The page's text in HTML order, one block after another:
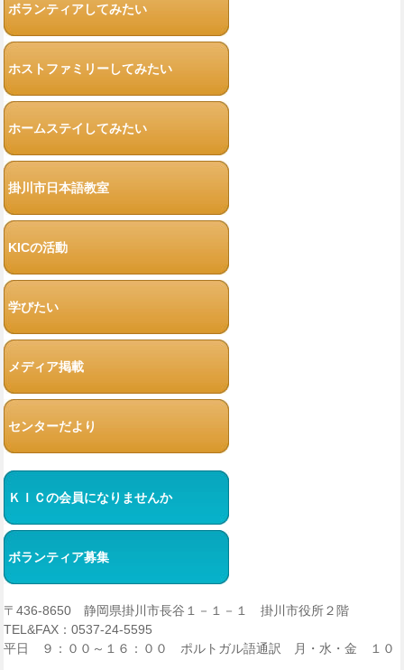
ボランティアしてみたい
ホストファミリーしてみたい
ホームステイしてみたい
掛川市日本語教室
KICの活動
学びたい
メディア掲載
センターだより
ＫＩＣの会員になりませんか
ボランティア募集
〒436-8650 静岡県掛川市長谷１－１－１ 掛川市役所２階
TEL&FAX：0537-24-5595
平日 ９：００～１６：００ ポルトガル語通訳 月・水・金 １０